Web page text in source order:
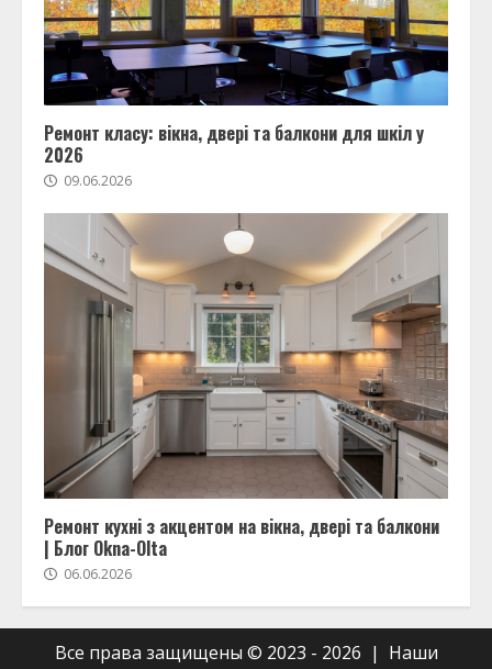
Ремонт класу: вікна, двері та балкони для шкіл у
2026
09.06.2026
Ремонт кухні з акцентом на вікна, двері та балкони
| Блог Okna-Olta
06.06.2026
Все права защищены © 2023 - 2026 | Наши